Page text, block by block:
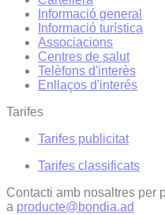
Informació general
Informació turística
Associacions
Centres de salut
Telèfons d'interès
Enllaços d'interés
Tarifes
Tarifes publicitat
Tarifes classificats
Contacti amb nosaltres per
a producte@bondia.ad